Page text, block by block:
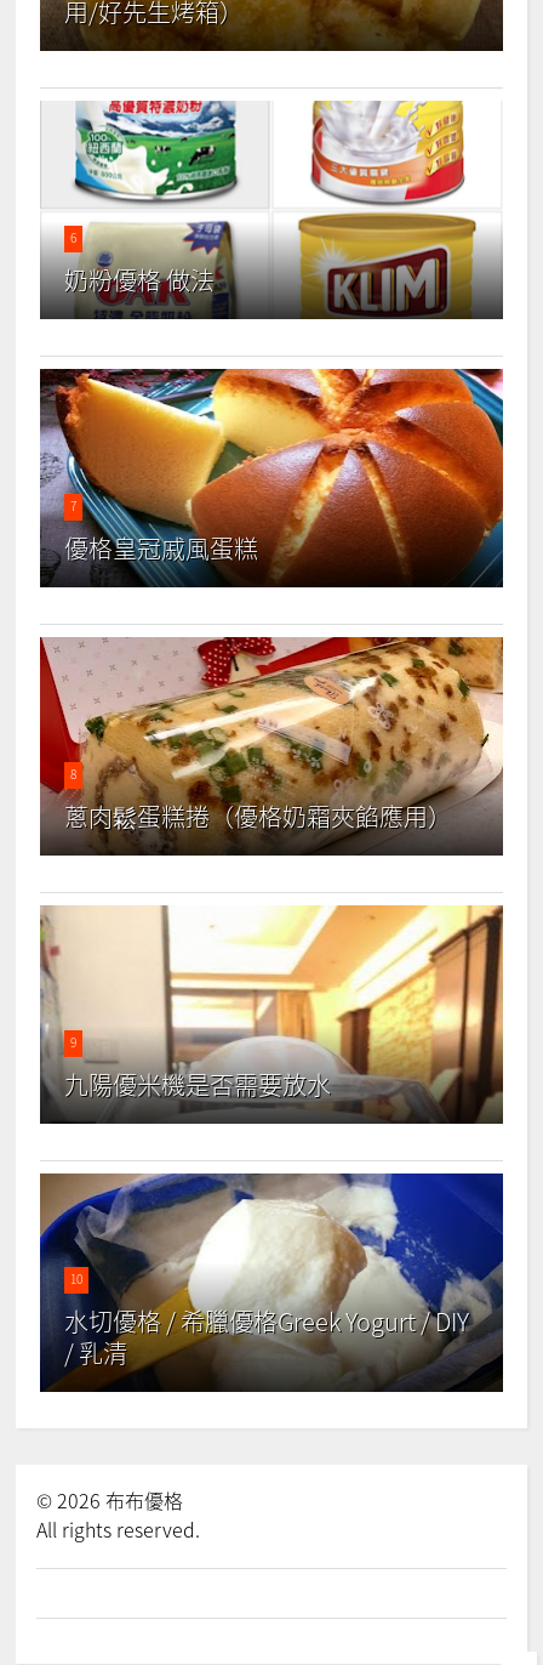
用/好先生烤箱）
6
奶粉優格 做法
7
優格皇冠戚風蛋糕
8
蔥肉鬆蛋糕捲（優格奶霜夾餡應用）
9
九陽優米機是否需要放水
10
水切優格 / 希臘優格Greek Yogurt / DIY
/ 乳清
©2026 布布優格
All rights reserved.